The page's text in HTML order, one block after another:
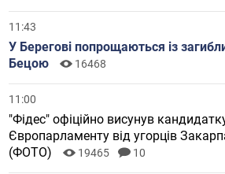
11:43
У Берегові попрощаються із
Бецою
16468
11:00
"Фідес" офіційно висунув
Європарламенту від угорців
(ФОТО)
19465 10